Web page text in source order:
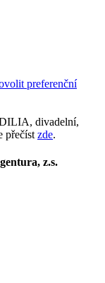
preferenční
DILIA, divadelní,
přečíst zde.
z.s.